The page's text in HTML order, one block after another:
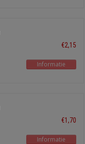
€2,15
Informatie
€1,70
Informatie